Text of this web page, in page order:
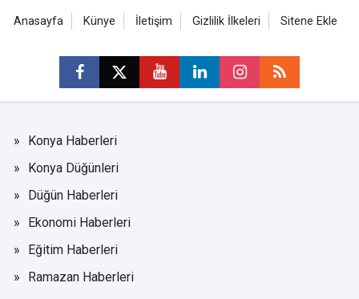
Anasayfa Künye İletişim Gizlilik İlkeleri Sitene Ekle
Konya Haberleri
Konya Düğünleri
Düğün Haberleri
Ekonomi Haberleri
Eğitim Haberleri
Ramazan Haberleri